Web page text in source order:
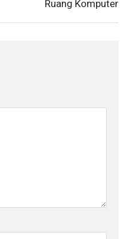
Ruang Komputer